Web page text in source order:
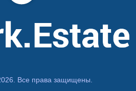
Все права защищены.